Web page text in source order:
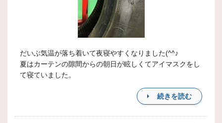
だいぶ気温が落ち着いて夜寝やすくなりました(^^♪
夏はカーテンの隙間からの朝日が眩しくてアイマスクをし
て寝ていました。
続きを読む